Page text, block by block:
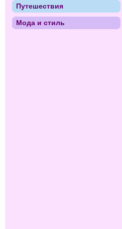
Путешествия
Мода и стиль